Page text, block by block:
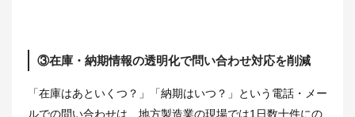
③在庫・納期情報の透明化で問い合わせ対応を削減
「在庫はあといくつ？」「納期はいつ？」という電話・メー
ルでの問い合わせは、地方製造業の現場では1日数十件にの